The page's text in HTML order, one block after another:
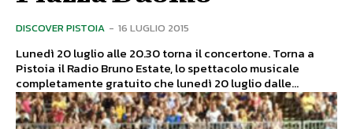
DISCOVER PISTOIA - 16 LUGLIO 2015
Lunedì 20 luglio alle 20.30 torna il concertone. Torna a
Pistoia il Radio Bruno Estate, lo spettacolo musicale
completamente gratuito che lunedì 20 luglio dalle...